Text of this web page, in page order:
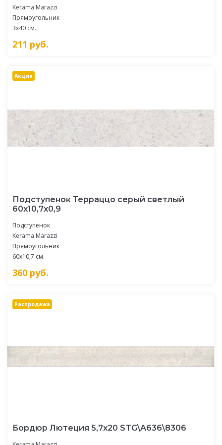
Kerama Marazzi
Прямоугольник
3x40 см.
211 руб.
Акция
Подступенок Терраццо серый светлый
60x10,7x0,9
Подступенок
Kerama Marazzi
Прямоугольник
60x10,7 см.
360 руб.
Распродажа
Бордюр Лютеция 5,7x20 STG\A636\8306